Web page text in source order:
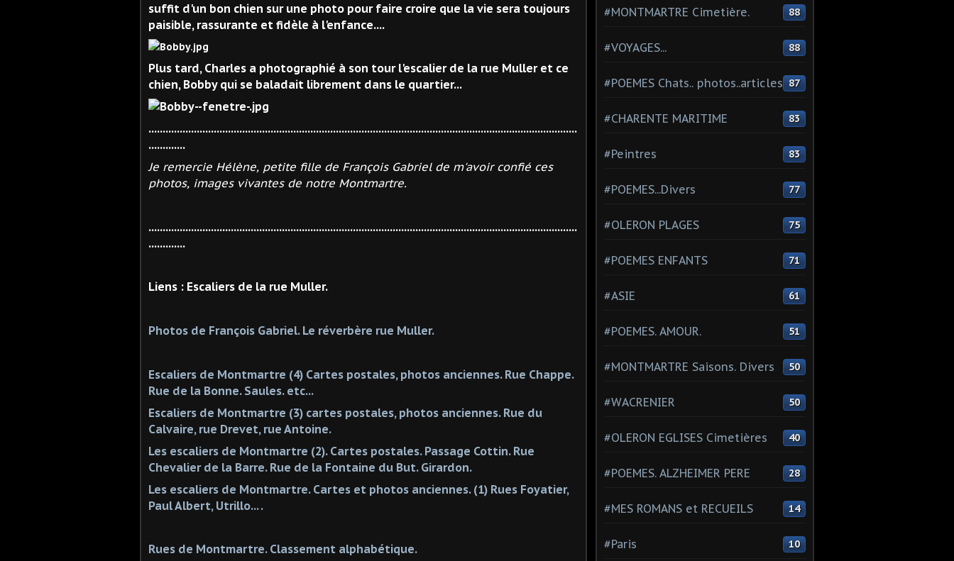
suffit d'un bon chien sur une photo pour faire croire que la vie sera toujours
paisible, rassurante et fidèle à l'enfance....
Plus tard, Charles a photographié à son tour l'escalier de la rue Muller et ce
chien, Bobby qui se baladait librement dans le quartier...
.......................................................................................................................................................
.............
Je remercie Hélène, petite fille de François Gabriel de m'avoir confié ces
photos, images vivantes de notre Montmartre.
.......................................................................................................................................................
.............
Liens : Escaliers de la rue Muller.
Photos de François Gabriel. Le réverbère rue Muller.
Escaliers de Montmartre (4) Cartes postales, photos anciennes. Rue Chappe.
Rue de la Bonne. Saules. etc...
Escaliers de Montmartre (3) cartes postales, photos anciennes. Rue du
Calvaire, rue Drevet, rue Antoine.
Les escaliers de Montmartre (2). Cartes postales. Passage Cottin. Rue
Chevalier de la Barre. Rue de la Fontaine du But. Girardon.
Les escaliers de Montmartre. Cartes et photos anciennes. (1) Rues Foyatier,
Paul Albert, Utrillo... .
Rues de Montmartre. Classement alphabétique.
#MONTMARTRE Cimetière. 88
#VOYAGES... 88
#POEMES Chats.. photos..articles 87
#CHARENTE MARITIME 83
#Peintres 83
#POEMES...Divers 77
#OLERON PLAGES 75
#POEMES ENFANTS 71
#ASIE 61
#POEMES. AMOUR. 51
#MONTMARTRE Saisons. Divers 50
#WACRENIER 50
#OLERON EGLISES Cimetières 40
#POEMES. ALZHEIMER PERE 28
#MES ROMANS et RECUEILS 14
#Paris 10